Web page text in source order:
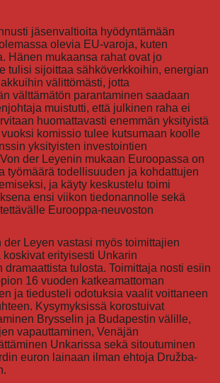
jäsenvaltioita hyödyntämään
olevia EU-varoja, kuten
Hänen mukaansa rahat ovat jo
tulisi sijoittaa sähköverkkoihin, energian
välittömästi, jotta
välttämätön parantaminen saadaan
muistutti, että julkinen raha ei
huomattavasti enemmän yksityistä
komissio tulee kutsumaan koolle
yksityisten investointien
der Leyenin mukaan Euroopassa on
työmäärä todellisuuden ja kohdattujen
ja käyty keskustelu toimi
ensi viikon tiedonannolle sekä
Eurooppa-neuvoston
Leyen vastasi myös toimittajien
koskivat erityisesti Unkarin
dramaattista tulosta. Toimittaja nosti esiin
16 vuoden katkeamattoman
ja tiedusteli odotuksia vaalit voittaneen
Kysymyksissä korostuivat
Brysselin ja Budapestin välille,
vapauttaminen, Venäjän
Unkarissa sekä sitoutuminen
euron lainaan ilman ehtoja Družba-